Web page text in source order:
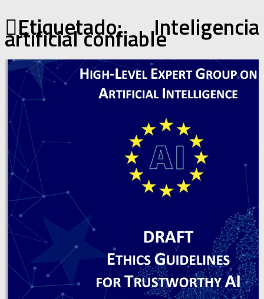
Etiquetado:Inteligencia
artificial confiable